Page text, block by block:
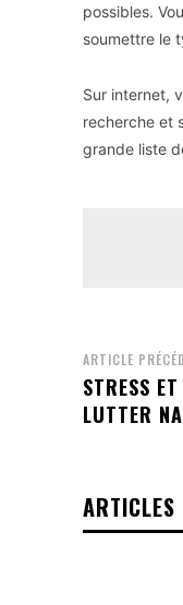
possibles.
soumettre le
Sur internet,
recherche et
grande liste
ARTICLE
STRESS
LUTTER